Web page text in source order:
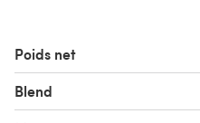
Poids net
Blend